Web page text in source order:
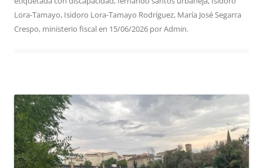
Lora-Tamayo, Isidoro Lora-Tamayo Rodríguez, María José Segarra
Crespo, ministerio fiscalen 15/06/2026 porAdmin.